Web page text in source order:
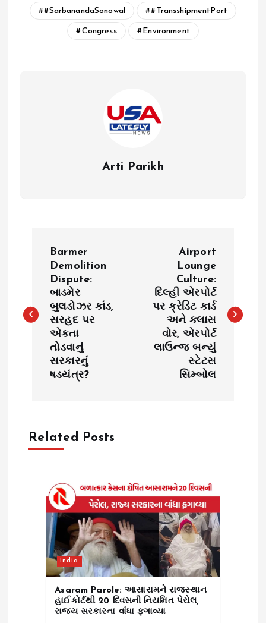
#SarbanandaSonowal #TransshipmentPort
Congress Environment
Arti Parikh
s
t
Barmer
Demolition
Dispute:
બાડમેર
બુલડોઝર કાંડ,
સરહદ પર
એકતા
તોડવાનું
સરકારનું
ષડયંત્ર?
Airport
Lounge
Culture:
દિલ્હી એરપોર્ટ
પર ક્રેડિટ કાર્ડ
અને ક્લાસ
વોર, એરપોર્ટ
લાઉન્જ બન્યું
સ્ટેટસ
સિમ્બોલ
Related Posts
India
Asaram Parole: આસારામને રાજસ્થાન
હાઈકોર્ટથી 20 દિવસની નિયમિત પેરોલ,
રાજ્ય સરકારના વાંધા ફગાવ્યા